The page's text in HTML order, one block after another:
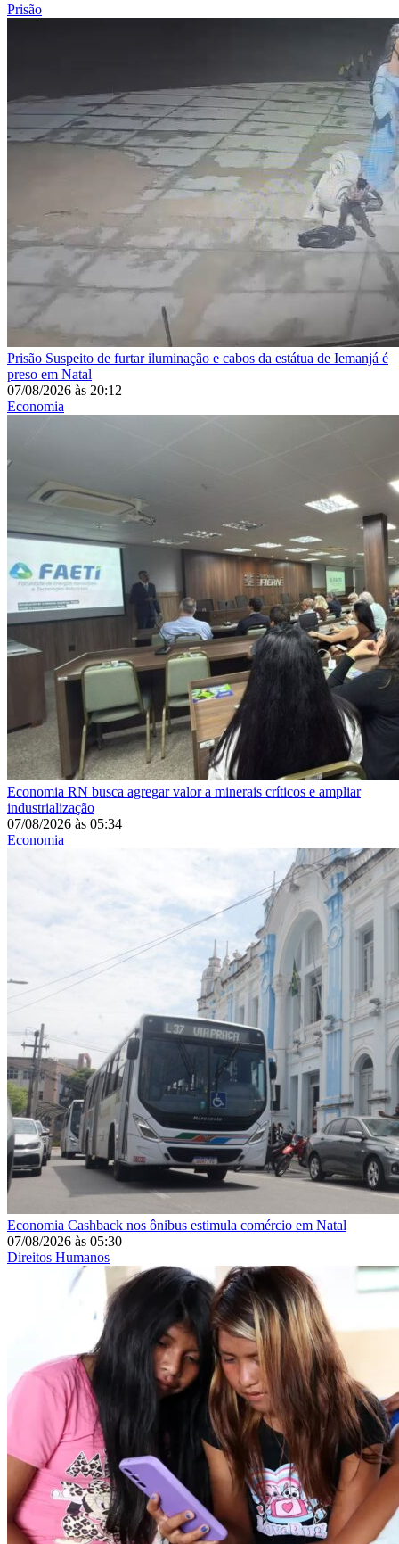
Prisão
Prisão Suspeito de furtar iluminação e cabos da estátua de Iemanjá é
preso em Natal
07/08/2026 às 20:12
Economia
Economia RN busca agregar valor a minerais críticos e ampliar
industrialização
07/08/2026 às 05:34
Economia
Economia Cashback nos ônibus estimula comércio em Natal
07/08/2026 às 05:30
Direitos Humanos